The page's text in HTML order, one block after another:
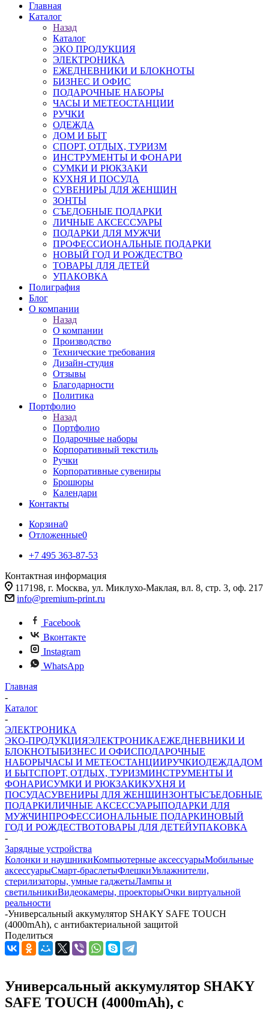
Главная
Каталог
Назад
Каталог
ЭКО ПРОДУКЦИЯ
ЭЛЕКТРОНИКА
ЕЖЕДНЕВНИКИ И БЛОКНОТЫ
БИЗНЕС И ОФИС
ПОДАРОЧНЫЕ НАБОРЫ
ЧАСЫ И МЕТЕОСТАНЦИИ
РУЧКИ
ОДЕЖДА
ДОМ И БЫТ
СПОРТ, ОТДЫХ, ТУРИЗМ
ИНСТРУМЕНТЫ И ФОНАРИ
СУМКИ И РЮКЗАКИ
КУХНЯ И ПОСУДА
СУВЕНИРЫ ДЛЯ ЖЕНЩИН
ЗОНТЫ
СЪЕДОБНЫЕ ПОДАРКИ
ЛИЧНЫЕ АКСЕССУАРЫ
ПОДАРКИ ДЛЯ МУЖЧИ
ПРОФЕССИОНАЛЬНЫЕ ПОДАРКИ
НОВЫЙ ГОД И РОЖДЕСТВО
ТОВАРЫ ДЛЯ ДЕТЕЙ
УПАКОВКА
Полиграфия
Блог
О компании
Назад
О компании
Производство
Технические требования
Дизайн-студия
Отзывы
Благодарности
Политика
Портфолио
Назад
Портфолио
Подарочные наборы
Корпоративный текстиль
Ручки
Корпоративные сувениры
Брошюры
Календари
Контакты
Корзина0
Отложенные0
+7 495 363-87-53
Контактная информация
117198, г. Москва, ул. Миклухо-Маклая, вл. 8, стр. 3, оф. 217
info@premium-print.ru
Facebook
Вконтакте
Instagram
WhatsApp
Главная
-
Каталог
-
ЭЛЕКТРОНИКА
ЭКО-ПРОДУКЦИЯЭЛЕКТРОНИКАЕЖЕДНЕВНИКИ И
БЛОКНОТЫБИЗНЕС И ОФИСПОДАРОЧНЫЕ
НАБОРЫЧАСЫ И МЕТЕОСТАНЦИИРУЧКИОДЕЖДАДОМ
И БЫТСПОРТ, ОТДЫХ, ТУРИЗМИНСТРУМЕНТЫ И
ФОНАРИСУМКИ И РЮКЗАКИКУХНЯ И
ПОСУДАСУВЕНИРЫ ДЛЯ ЖЕНЩИНЗОНТЫСЪЕДОБНЫЕ
ПОДАРКИЛИЧНЫЕ АКСЕССУАРЫПОДАРКИ ДЛЯ
МУЖЧИНПРОФЕССИОНАЛЬНЫЕ ПОДАРКИНОВЫЙ
ГОД И РОЖДЕСТВОТОВАРЫ ДЛЯ ДЕТЕЙУПАКОВКА
-
Зарядные устройства
Колонки и наушникиКомпьютерные аксессуарыМобильные
аксессуарыСмарт-браслетыФлешкиУвлажнители,
стерилизаторы, умные гаджетыЛампы и
светильникиВидеокамеры, проекторыОчки виртуальной
реальности
-Универсальный аккумулятор SHAKY SAFE TOUCH
(4000mAh), с антибактериальной защитой
Поделиться
Универсальный аккумулятор SHAKY
SAFE TOUCH (4000mAh), с